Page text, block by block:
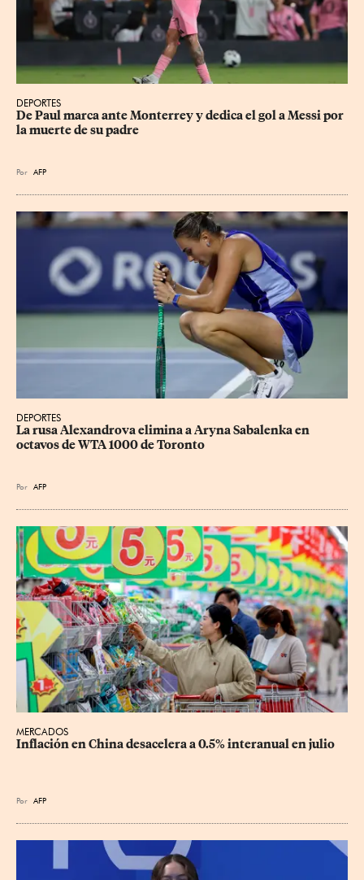
DEPORTES
De Paul marca ante Monterrey y dedica el gol a Messi por
la muerte de su padre
Por AFP
DEPORTES
La rusa Alexandrova elimina a Aryna Sabalenka en
octavos de WTA 1000 de Toronto
Por AFP
MERCADOS
Inflación en China desacelera a 0.5% interanual en julio
Por AFP